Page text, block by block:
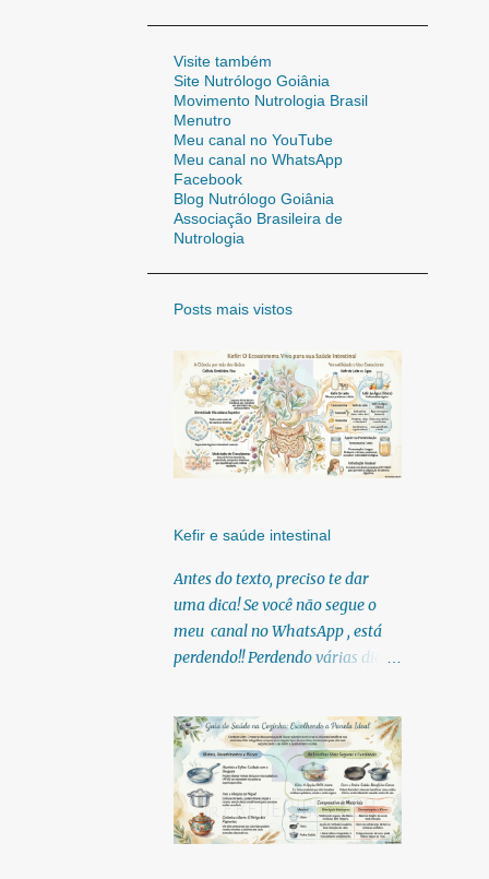
Visite também
Site Nutrólogo Goiânia
Movimento Nutrologia Brasil
Menutro
Meu canal no YouTube
Meu canal no WhatsApp
Facebook
Blog Nutrólogo Goiânia
Associação Brasileira de
Nutrologia
Posts mais vistos
Kefir e saúde intestinal
Antes do texto, preciso te dar
uma dica! Se você não segue o
meu canal no WhatsApp , está
perdendo!! Perdendo várias dicas,
infográficos, o link para
download dos meus e-books.
Para acessar clique no link:
https://whatsapp.com/channel/0
029Vb6U4AqKgsNzkBhubA40